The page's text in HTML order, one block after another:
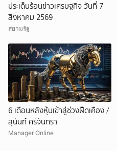
ประเด็นร้อนข่าวเศรษฐกิจ วันที่ 7
สิงหาคม 2569
สยามรัฐ
6 เดือนหลังหุ้นเข้าสู่ช่วงฝืดเคือง /
สุนันท์ ศรีจันทรา
Manager Online